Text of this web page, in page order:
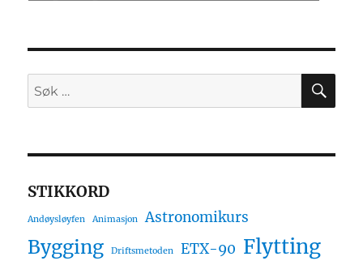
Søk
etter:
STIKKORD
Andøysløyfen Animasjon Astronomikurs
Bygging Driftsmetoden ETX-90 Flytting